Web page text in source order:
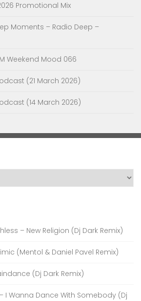
Promotional Mix
Moments – Radio Deep –
Weekend Mood 066
(21 March 2026)
(14 March 2026)
– New Religion (Dj Dark Remix)
(Mentol & Daniel Pavel Remix)
(Dj Dark Remix)
I Wanna Dance With Somebody (Dj